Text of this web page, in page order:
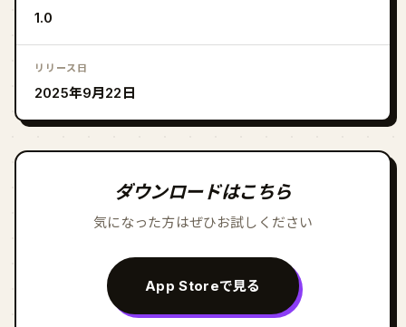
1.0
リリース日
2025年9月22日
ダウンロードはこちら
気になった方はぜひお試しください
App Storeで見る